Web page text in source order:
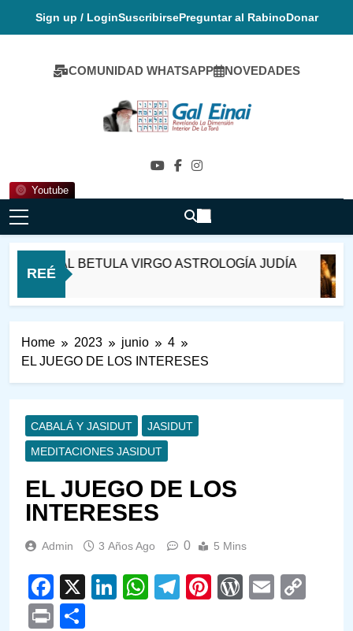
Sign up / LoginSuscribirsePreguntar al RabinoDonar
COMUNIDAD WHATSAPP NOVEDADES
Youtube
Gal Einai En
REÉ
2 MAZAL BETULA VIRGO ASTROLOGÍA JUDÍA
Home 2023 junio
4
EL JUEGO DE LOS INTERESES
CABALÁ Y JASIDUT
JASIDUT
MEDITACIONES JASIDUT
EL JUEGO DE LOS
INTERESES
Admin 3 Años Ago 0 5 Mins
Facebook
X LinkedIn
WhatsApp
Telegram
PinterestEmail
Print